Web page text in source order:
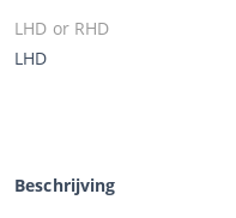
LHD or RHD
LHD
Beschrijving